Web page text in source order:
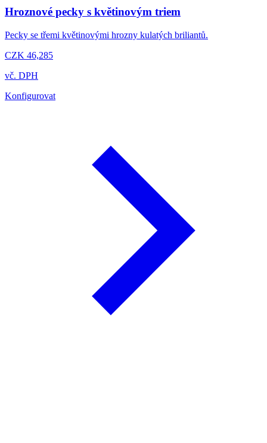
Hroznové pecky s květinovým triem
Pecky se třemi květinovými hrozny kulatých briliantů.
CZK 46,285
vč. DPH
Konfigurovat